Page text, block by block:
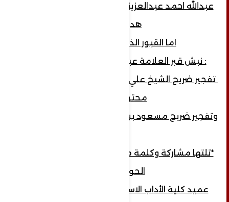
عبدالله احمد عبدالعزيز الرميمة ( ابو الشهيدة
هدى )
اما القبور الذي تم نبشها
: نبش قبر العلامة عبدالله محمد الرميمة
تفجير ضريح الشيخ علي بن احمد الرميمة ونهب
محتوياته
وتفجير ضريح مسعود بن علي بن احمد الرميمة
*تلتها مشاركة وكلمة مسجلة الاستاذه صباح
الحوثي..
عميد كلية الأداب الاسبق جامعة الحديدة..